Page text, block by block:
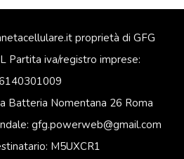
proprietà di GFG
Partita iva/registro imprese:
Batteria Nomentana 26 Roma
gfg.powerweb@gmail.com
M5UXCR1